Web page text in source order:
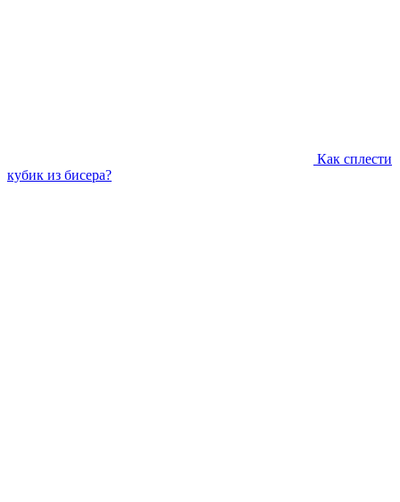
Как сплести
кубик из бисера?